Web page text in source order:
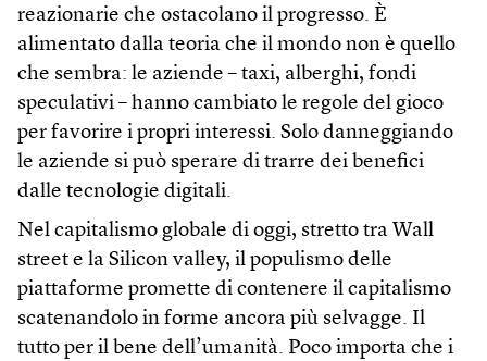
reazionarie che ostacolano il progresso. È
alimentato dalla teoria che il mondo non è quello
che sembra: le aziende – taxi, alberghi, fondi
speculativi – hanno cambiato le regole del gioco
per favorire i propri interessi. Solo danneggiando
le aziende si può sperare di trarre dei benefici
dalle tecnologie digitali.
Nel capitalismo globale di oggi, stretto tra Wall
street e la Silicon valley, il populismo delle
piattaforme promette di contenere il capitalismo
scatenandolo in forme ancora più selvagge. Il
tutto per il bene dell’umanità. Poco importa che i